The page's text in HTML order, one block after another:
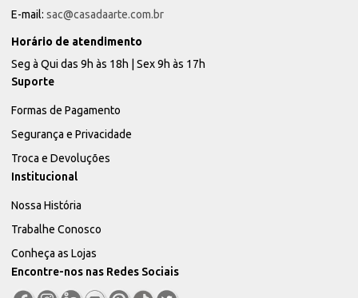
E-mail: sac@casadaarte.com.br
Horário de atendimento
Seg à Qui das 9h às 18h | Sex 9h às 17h
Suporte
Formas de Pagamento
Segurança e Privacidade
Troca e Devoluções
Institucional
Nossa História
Trabalhe Conosco
Conheça as Lojas
Encontre-nos nas Redes Sociais